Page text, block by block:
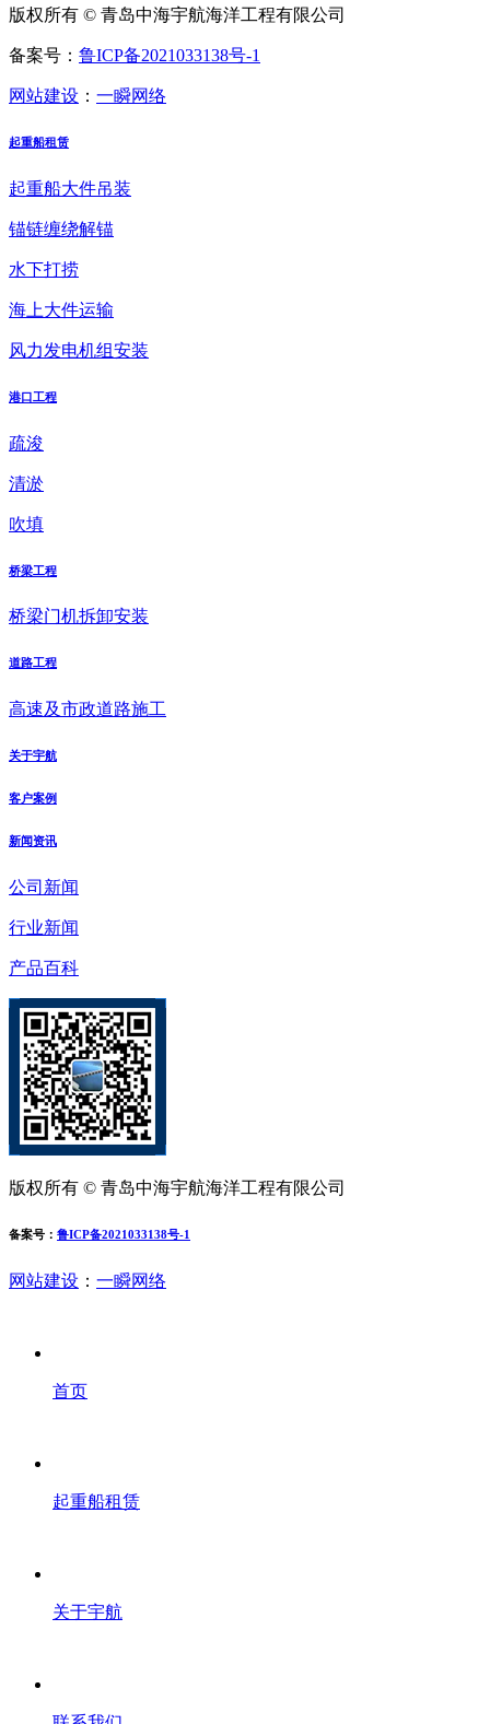
版权所有 © 青岛中海宇航海洋工程有限公司
备案号： 鲁ICP备2021033138号-1
网站建设 ： 一瞬网络
起重船租赁
起重船大件吊装
锚链缠绕解锚
水下打捞
海上大件运输
风力发电机组安装
港口工程
疏浚
清淤
吹填
桥梁工程
桥梁门机拆卸安装
道路工程
高速及市政道路施工
关于宇航
客户案例
新闻资讯
公司新闻
行业新闻
产品百科
版权所有 © 青岛中海宇航海洋工程有限公司
备案号： 鲁ICP备2021033138号-1
网站建设 ： 一瞬网络
首页
起重船租赁
关于宇航